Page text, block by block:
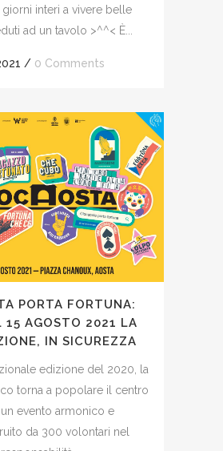
interi a vivere belle
ad un tavolo >^^< È...
/ 0 Comments
PORTA FORTUNA:
15 AGOSTO 2021 LA
IN SICUREZZA
edizione del 2020, la
torna a popolare il centro
evento armonico e
da 300 volontari nel